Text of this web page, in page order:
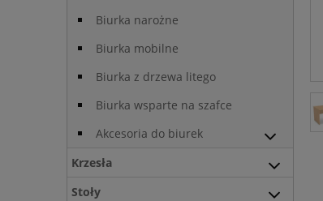
Biurka narożne
Biurka mobilne
Biurka z drzewa litego
Biurka wsparte na szafce
Akcesoria do biurek
Krzesła
Stoły